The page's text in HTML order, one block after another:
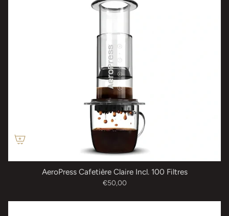
AeroPress Cafetière Claire Incl. 100 Filtres
€50,00